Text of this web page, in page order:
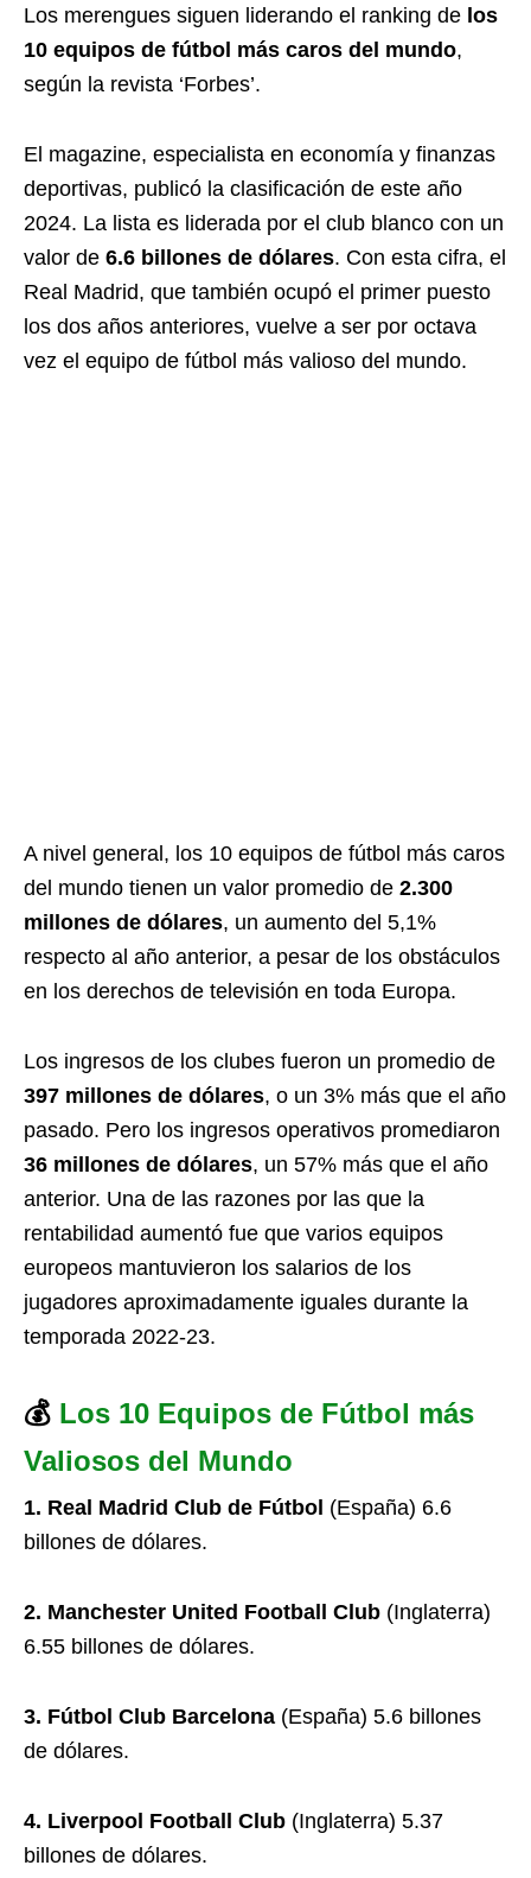
Los merengues siguen liderando el ranking de los
10 equipos de fútbol más caros del mundo,
según la revista ‘Forbes’.
El magazine, especialista en economía y finanzas
deportivas, publicó la clasificación de este año
2024. La lista es liderada por el club blanco con un
valor de 6.6 billones de dólares. Con esta cifra, el
Real Madrid, que también ocupó el primer puesto
los dos años anteriores, vuelve a ser por octava
vez el equipo de fútbol más valioso del mundo.
A nivel general, los 10 equipos de fútbol más caros
del mundo tienen un valor promedio de 2.300
millones de dólares, un aumento del 5,1%
respecto al año anterior, a pesar de los obstáculos
en los derechos de televisión en toda Europa.
Los ingresos de los clubes fueron un promedio de
397 millones de dólares, o un 3% más que el año
pasado. Pero los ingresos operativos promediaron
36 millones de dólares, un 57% más que el año
anterior. Una de las razones por las que la
rentabilidad aumentó fue que varios equipos
europeos mantuvieron los salarios de los
jugadores aproximadamente iguales durante la
temporada 2022-23.
💰 Los 10 Equipos de Fútbol más
Valiosos del Mundo
1. Real Madrid Club de Fútbol (España) 6.6
billones de dólares.
2. Manchester United Football Club (Inglaterra)
6.55 billones de dólares.
3. Fútbol Club Barcelona (España) 5.6 billones
de dólares.
4. Liverpool Football Club (Inglaterra) 5.37
billones de dólares.